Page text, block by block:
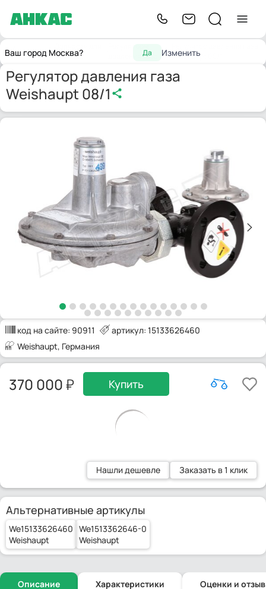
Ваш город Москва? Да Изменить
Главнаягорелок
давления газа
Weishaupt 08/1
Регулятор давления газа
Weishaupt 08/1
код на сайте: 90911
артикул: 15133626460
Weishaupt, Германия
370 000 Купить
Нашли дешевле Заказать в 1 клик
Альтернативные артикулы
We15133626460
Weishaupt
We1513362646-0
Weishaupt
Описание Характеристики Оценки и